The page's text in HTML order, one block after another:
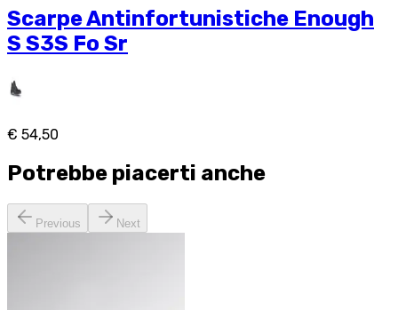
Scarpe Antinfortunistiche Enough
S S3S Fo Sr
€ 54,50
Potrebbe piacerti anche
Previous Next